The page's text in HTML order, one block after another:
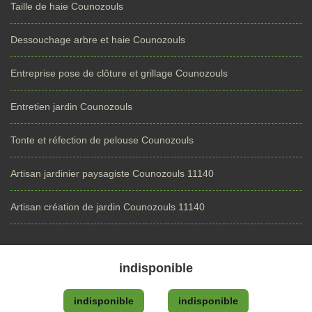
Taille de haie Counozouls
Dessouchage arbre et haie Counozouls
Entreprise pose de clôture et grillage Counozouls
Entretien jardin Counozouls
Tonte et réfection de pelouse Counozouls
Artisan jardinier paysagiste Counozouls 11140
Artisan création de jardin Counozouls 11140
indisponible
indisponible indisponible